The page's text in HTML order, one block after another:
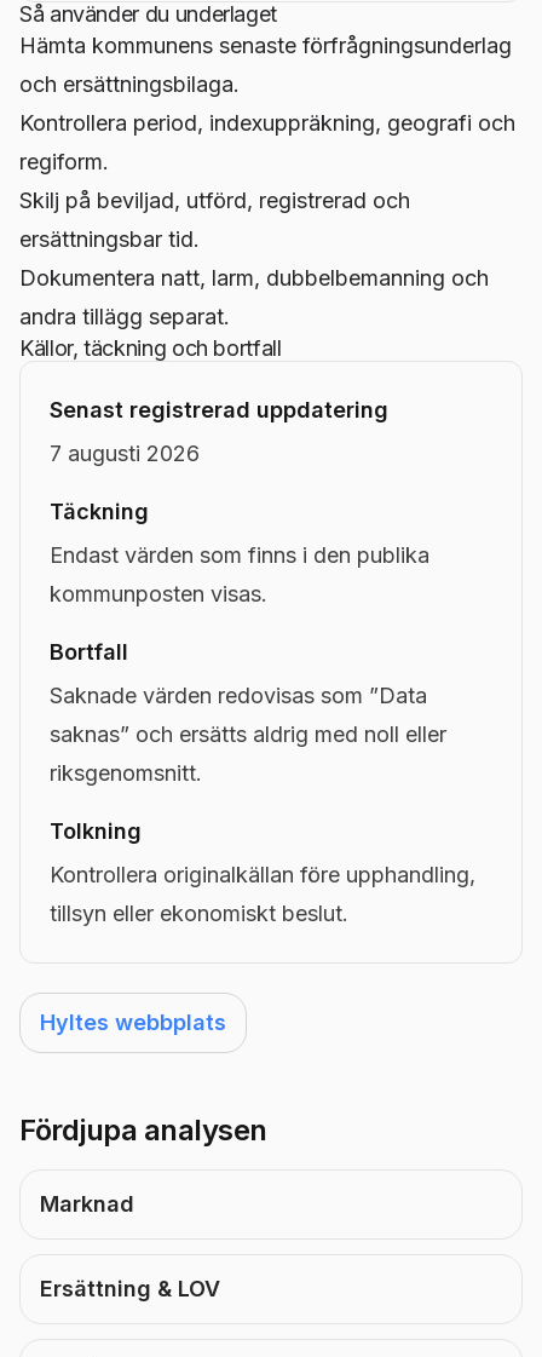
Så använder du underlaget
Hämta kommunens senaste förfrågningsunderlag
och ersättningsbilaga.
Kontrollera period, indexuppräkning, geografi och
regiform.
Skilj på beviljad, utförd, registrerad och
ersättningsbar tid.
Dokumentera natt, larm, dubbelbemanning och
andra tillägg separat.
Källor, täckning och bortfall
Senast registrerad uppdatering
7 augusti 2026
Täckning
Endast värden som finns i den publika
kommunposten visas.
Bortfall
Saknade värden redovisas som ”Data
saknas” och ersätts aldrig med noll eller
riksgenomsnitt.
Tolkning
Kontrollera originalkällan före upphandling,
tillsyn eller ekonomiskt beslut.
Hyltes webbplats
Fördjupa analysen
Marknad
Ersättning & LOV